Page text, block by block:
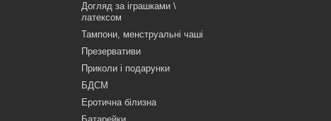
Догляд за іграшками \
латексом
Тампони, менструальні чаші
Презервативи
Приколи і подарунки
БДСМ
Еротична білизна